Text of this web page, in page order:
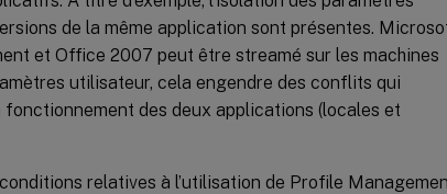
de la même application sont présentes.
et Office 2007 peut être streamé sur les machines
utilisateur, cela engendre des conflits qui
des deux applications (locales et
relatives à l’utilisation de Profile